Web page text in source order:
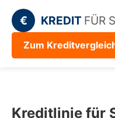
€ KREDIT FÜR
Zum
Kreditlinie für